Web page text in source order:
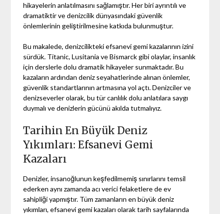
hikayelerin anlatılmasını sağlamıştır. Her biri ayrıntılı ve
dramatiktir ve denizcilik dünyasındaki güvenlik
önlemlerinin geliştirilmesine katkıda bulunmuştur.
Bu makalede, denizcilikteki efsanevi gemi kazalarının izini
sürdük. Titanic, Lusitania ve Bismarck gibi olaylar, insanlık
için derslerle dolu dramatik hikayeler sunmaktadır. Bu
kazaların ardından deniz seyahatlerinde alınan önlemler,
güvenlik standartlarının artmasına yol açtı. Denizciler ve
denizseverler olarak, bu tür canlılık dolu anlatılara saygı
duymalı ve denizlerin gücünü akılda tutmalıyız.
Tarihin En Büyük Deniz
Yıkımları: Efsanevi Gemi
Kazaları
Denizler, insanoğlunun keşfedilmemiş sınırlarını temsil
ederken aynı zamanda acı verici felaketlere de ev
sahipliği yapmıştır. Tüm zamanların en büyük deniz
yıkımları, efsanevi gemi kazaları olarak tarih sayfalarında